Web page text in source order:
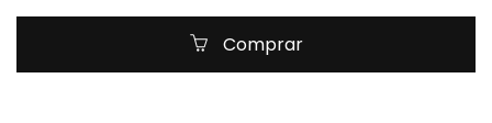
Comprar